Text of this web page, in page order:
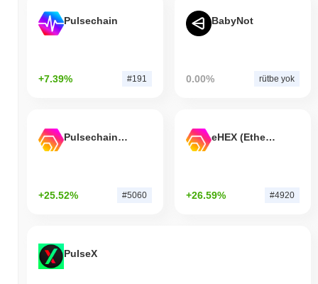
Pulsechain
+7.39% #191
BabyNot
0.00% rütbe yok
Pulsechain Bridged HEX (Pulsechain)
+25.52% #5060
eHEX (Ethereum)
+26.59% #4920
PulseX